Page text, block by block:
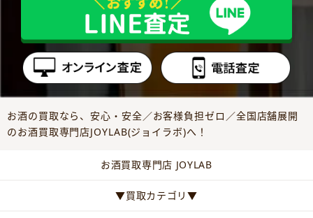
お酒の買取なら、安心・安全／お客様負担ゼロ／全国店舗展開
のお酒買取専門店JOYLAB(ジョイラボ)へ！
お酒買取専門店 JOYLAB
▼買取カテゴリ▼